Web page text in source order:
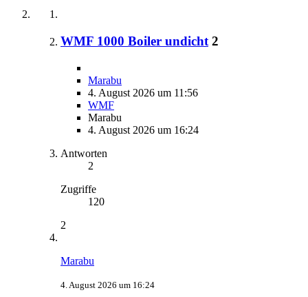
WMF 1000 Boiler undicht 2
Marabu
4. August 2026 um 11:56
WMF
Marabu
4. August 2026 um 16:24
Antworten
2
Zugriffe
120
2
Marabu
4. August 2026 um 16:24